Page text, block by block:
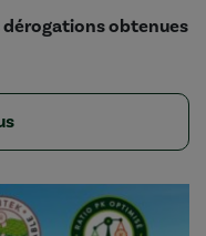
dérogations obtenues